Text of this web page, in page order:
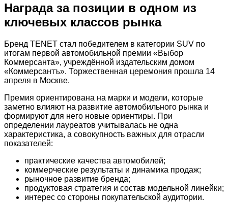
Награда за позиции в одном из
ключевых классов рынка
Бренд TENET стал победителем в категории SUV по
итогам первой автомобильной премии «Выбор
Коммерсанта», учреждённой издательским домом
«Коммерсантъ». Торжественная церемония прошла 14
апреля в Москве.
Премия ориентирована на марки и модели, которые
заметно влияют на развитие автомобильного рынка и
формируют для него новые ориентиры. При
определении лауреатов учитывалась не одна
характеристика, а совокупность важных для отрасли
показателей:
практические качества автомобилей;
коммерческие результаты и динамика продаж;
рыночное развитие бренда;
продуктовая стратегия и состав модельной линейки;
интерес со стороны покупательской аудитории.